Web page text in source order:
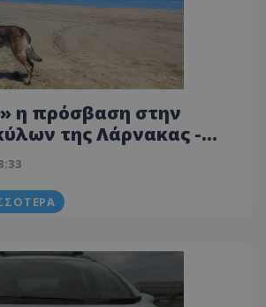
η πρόσβαση στην
της Λάρνακας -
των Αρχών -